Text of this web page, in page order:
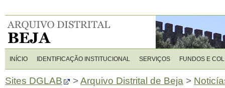
INÍCIO IDENTIFICAÇÃO INSTITUCIONAL SERVIÇOS FUNDOS E
Sites DGLAB >Arquivo Distrital de Beja >